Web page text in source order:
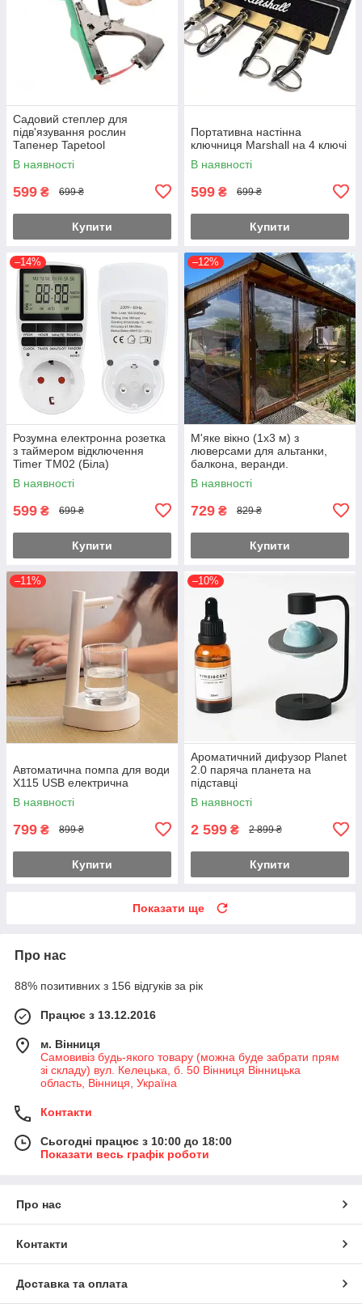
Садовий степлер для
підв'язування рослин
Тапенер Tapetool
В наявності
599 ₴ 699 ₴
Купити
Портативна настінна
ключниця Marshall на 4 ключі
В наявності
599 ₴ 699 ₴
Купити
–14%
Розумна електронна розетка
з таймером відключення
Timer TM02 (Біла)
В наявності
599 ₴ 699 ₴
Купити
–12%
М'яке вікно (1х3 м) з
люверсами для альтанки,
балкона, веранди.
В наявності
729 ₴ 829 ₴
Купити
–11%
Автоматична помпа для води
X115 USB електрична
В наявності
799 ₴ 899 ₴
Купити
–10%
Ароматичний дифузор Planet
2.0 паряча планета на
підставці
В наявності
2 599 ₴ 2 899 ₴
Купити
Показати ще
Про нас
88% позитивних з 156 відгуків за рік
Працює з 13.12.2016
м. Вінниця
Самовивіз будь-якого товару (можна буде забрати прям
зі складу) вул. Келецька, б. 50 Вінниця Вінницька
область, Вінниця, Україна
Контакти
Сьогодні працює з 10:00 до 18:00
Показати весь графік роботи
Про нас
Контакти
Доставка та оплата